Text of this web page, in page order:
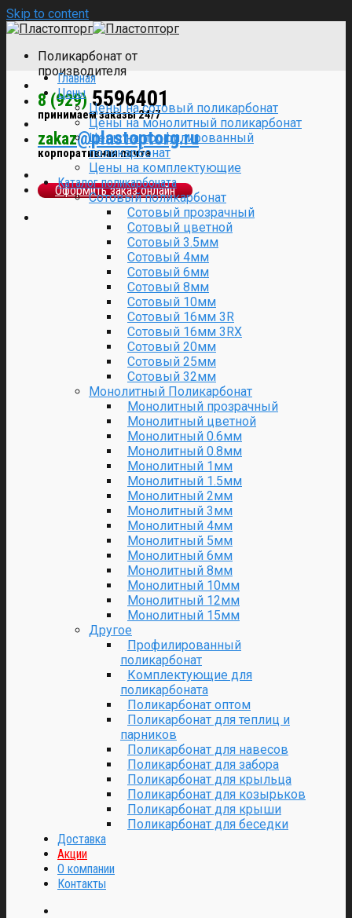
Skip to content
Поликарбонат от
производителя
8 (929)5596401
принимаем заказы 24/7
zakaz@plastoptorg.ru
корпоративная почта
Оформить заказ онлайн
Главная
Цены
Цены на сотовый поликарбонат
Цены на монолитный поликарбонат
Цены на профилированный
поликарбонат
Цены на комплектующие
Каталог поликарбоната
Сотовый поликарбонат
Сотовый прозрачный
Сотовый цветной
Сотовый 3.5мм
Сотовый 4мм
Сотовый 6мм
Сотовый 8мм
Сотовый 10мм
Сотовый 16мм 3R
Сотовый 16мм 3RX
Сотовый 20мм
Сотовый 25мм
Сотовый 32мм
Монолитный Поликарбонат
Монолитный прозрачный
Монолитный цветной
Монолитный 0.6мм
Монолитный 0.8мм
Монолитный 1мм
Монолитный 1.5мм
Монолитный 2мм
Монолитный 3мм
Монолитный 4мм
Монолитный 5мм
Монолитный 6мм
Монолитный 8мм
Монолитный 10мм
Монолитный 12мм
Монолитный 15мм
Другое
Профилированный
поликарбонат
Комплектующие для
поликарбоната
Поликарбонат оптом
Поликарбонат для теплиц и
парников
Поликарбонат для навесов
Поликарбонат для забора
Поликарбонат для крыльца
Поликарбонат для козырьков
Поликарбонат для крыши
Поликарбонат для беседки
Доставка
Акции
О компании
Контакты